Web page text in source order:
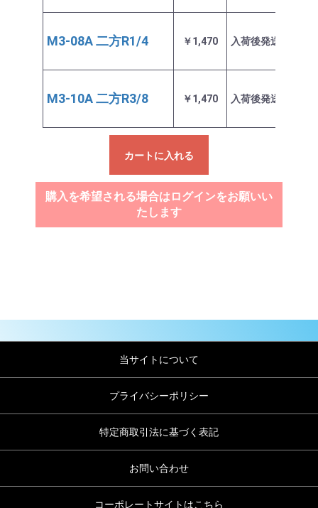
M3-08A 二方R1/4 ￥1,470 入荷後発送
M3-10A 二方R3/8 ￥1,470 入荷後発送
カートに入れる
購入を希望される場合はログインをお願いい
たします
当サイトについて
プライバシーポリシー
特定商取引法に基づく表記
お問い合わせ
コーポレートサイトはこちら